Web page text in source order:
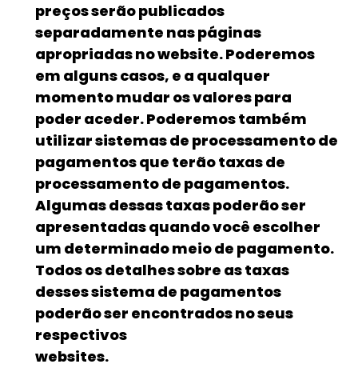
preços serão publicados
separadamente nas páginas
apropriadas no website. Poderemos
em alguns casos, e a qualquer
momento mudar os valores para
poder aceder. Poderemos também
utilizar sistemas de processamento de
pagamentos que terão taxas de
processamento de pagamentos.
Algumas dessas taxas poderão ser
apresentadas quando você escolher
um determinado meio de pagamento.
Todos os detalhes sobre as taxas
desses sistema de pagamentos
poderão ser encontrados no seus
respectivos
websites.